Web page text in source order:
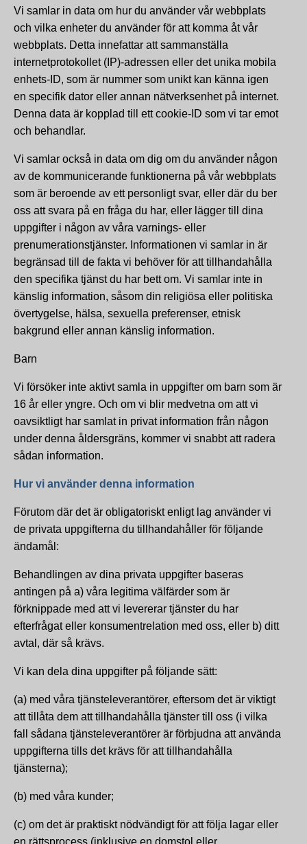
Vi samlar in data om hur du använder vår webbplats
och vilka enheter du använder för att komma åt vår
webbplats. Detta innefattar att sammanställa
internetprotokollet (IP)-adressen eller det unika mobila
enhets-ID, som är nummer som unikt kan känna igen
en specifik dator eller annan nätverksenhet på internet.
Denna data är kopplad till ett cookie-ID som vi tar emot
och behandlar.
Vi samlar också in data om dig om du använder någon
av de kommunicerande funktionerna på vår webbplats
som är beroende av ett personligt svar, eller där du ber
oss att svara på en fråga du har, eller lägger till dina
uppgifter i någon av våra varnings- eller
prenumerationstjänster. Informationen vi samlar in är
begränsad till de fakta vi behöver för att tillhandahålla
den specifika tjänst du har bett om. Vi samlar inte in
känslig information, såsom din religiösa eller politiska
övertygelse, hälsa, sexuella preferenser, etnisk
bakgrund eller annan känslig information.
Barn
Vi försöker inte aktivt samla in uppgifter om barn som är
16 år eller yngre. Och om vi blir medvetna om att vi
oavsiktligt har samlat in privat information från någon
under denna åldersgräns, kommer vi snabbt att radera
sådan information.
Hur vi använder denna information
Förutom där det är obligatoriskt enligt lag använder vi
de privata uppgifterna du tillhandahåller för följande
ändamål:
Behandlingen av dina privata uppgifter baseras
antingen på a) våra legitima välfärder som är
förknippade med att vi levererar tjänster du har
efterfrågat eller konsumentrelation med oss, eller b) ditt
avtal, där så krävs.
Vi kan dela dina uppgifter på följande sätt:
(a) med våra tjänsteleverantörer, eftersom det är viktigt
att tillåta dem att tillhandahålla tjänster till oss (i vilka
fall sådana tjänsteleverantörer är förbjudna att använda
uppgifterna tills det krävs för att tillhandahålla
tjänsterna);
(b) med våra kunder;
(c) om det är praktiskt nödvändigt för att följa lagar eller
en rättsprocess (inklusive en domstol eller